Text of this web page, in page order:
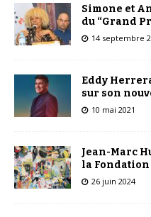
Simone et
du “Grand
14 septembre
Eddy
sur son
10 mai 2021
Jean-Marc
la
26 juin 2024